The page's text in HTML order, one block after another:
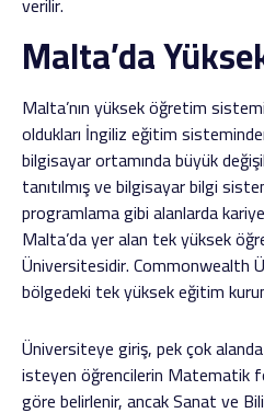
Malta’da
Malta’nın yüksek öğretim
oldukları İngiliz eğitim
bilgisayar ortamında büyük
tanıtılmış ve bilgisayar bilgi
programlama gibi alanlarda
Malta’da yer alan tek yüksek
Üniversitesidir. Commonwealth
bölgedeki tek yüksek eğitim
Üniversiteye giriş, pek çok
isteyen öğrencilerin Matematik
göre belirlenir, ancak Sanat ve